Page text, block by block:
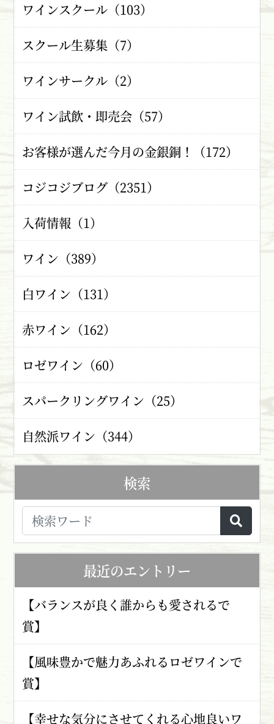
ワインスクール（103）
スクール生募集（7）
ワインサークル（2）
ワイン試飲・即売会（57）
お客様が選んだ今月の金銀銅！（172）
コジコジブログ（2351）
入荷情報（1）
ワイン（389）
白ワイン（131）
赤ワイン（162）
ロゼワイン（60）
スパークリングワイン（25）
自然派ワイン（344）
検索
最近のエントリー
【バランスが良く誰からも愛されるで
賞】
【風味豊かで魅力あふれるロゼワインで
賞】
【幸せな気分にさせてくれる心地良いワ